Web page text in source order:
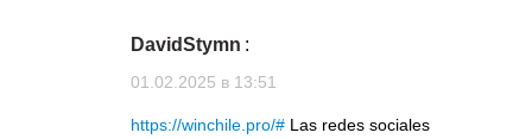
DavidStymn :
01.02.2025 в 13:51
https://winchile.pro/# Las redes sociales